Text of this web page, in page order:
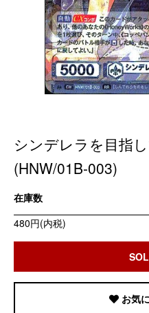
シンデレラを目指
(HNW/01B-003)
在庫数
480円(内税)
お気